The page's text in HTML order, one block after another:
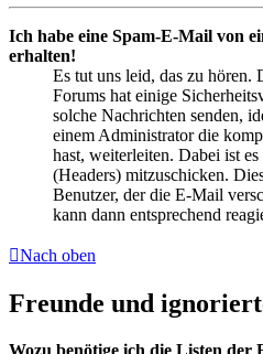
Ich habe eine Spam-E-Mail von
erhalten!
Es tut uns leid, das zu hören.
Forums hat einige
solche Nachrichten senden,
einem Administrator die
hast, weiterleiten. Dabei ist
(Headers) mitzuschicken.
Benutzer, der die E-Mail
kann dann entsprechend
Nach oben
Freunde und
Wozu benötige ich die Listen der